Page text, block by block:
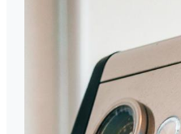
Redaktionelle Ereignisse